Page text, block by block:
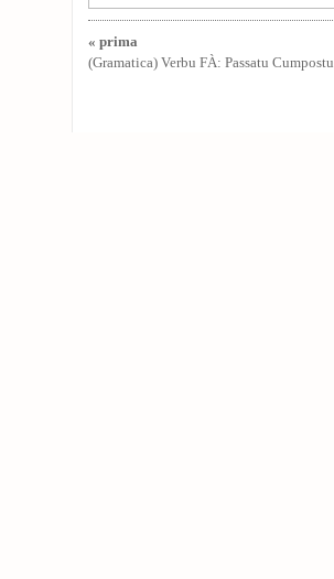
« prima
(Gramatica) Verbu FÀ: Passatu Cumpostu